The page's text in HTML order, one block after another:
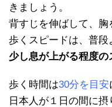
きましょう。
背すじを伸ばして、胸
歩くスピードは、普段
少し息が上がる程度
歩く時間は30分を目安
日本人が１日の間に